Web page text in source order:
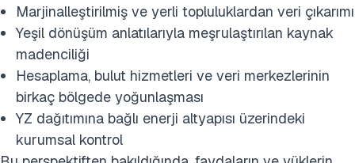
Marjinalleştirilmiş ve yerli topluluklardan veri çıkarımı
Yeşil dönüşüm anlatılarıyla meşrulaştırılan kaynak
madenciliği
Hesaplama, bulut hizmetleri ve veri merkezlerinin
birkaç bölgede yoğunlaşması
YZ dağıtımına bağlı enerji altyapısı üzerindeki
kurumsal kontrol